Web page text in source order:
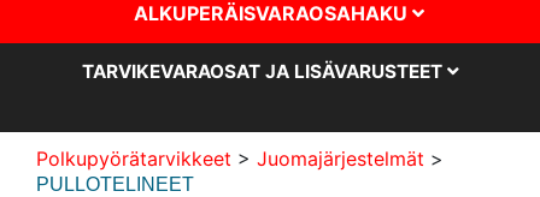
ALKUPERÄISVARAOSAHAKU
TARVIKEVARAOSAT JA LISÄVARUSTEET
Polkupyörätarvikkeet > Juomajärjestelmät >
PULLOTELINEET